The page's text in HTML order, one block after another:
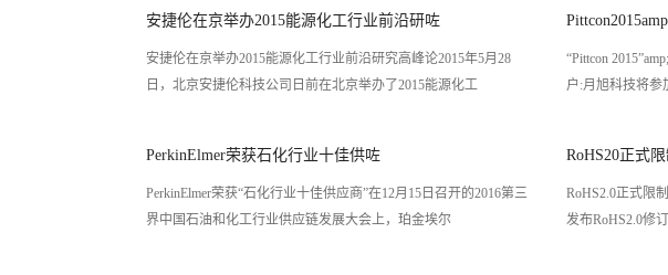
安捷伦在京举办2015能源化工行业前沿研咗
安捷伦在京举办2015能源化工行业前沿研究高峰论2015年5月28
日，北京安捷伦科技公司日前在北京举办了2015能源化工
“Pittcon
户:月旭科技将参
PerkinElmer荣获石化行业十佳供咗
PerkinElmer荣获“石化行业十佳供应商”在12月15日召开的2016第三
界中国石油和化工行业供应链发展大会上，珀金埃尔
RoHS20正式
RoHS2.0正式限
发布RoHS2.0修